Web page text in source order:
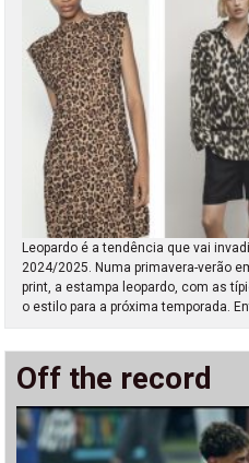
Leopardo é a tendência que vai
2024/2025. Numa primavera-verão
print, a estampa leopardo, com as
o estilo para a próxima temporada.
Off the record